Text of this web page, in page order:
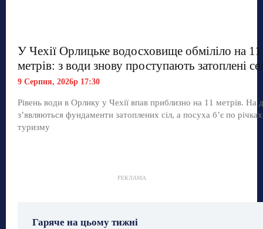
У Чехії Орлицьке водосховище обміліло на 11
метрів: з води знову проступають затоплені
9 Серпня, 2026р 17:30
Рівень води в Орлику у Чехії впав приблизно на 11 метрів. На
з’являються фундаменти затоплених сіл, а посуха б’є по річках
туризму
РЕКЛАМА
Гаряче на цьому тижні